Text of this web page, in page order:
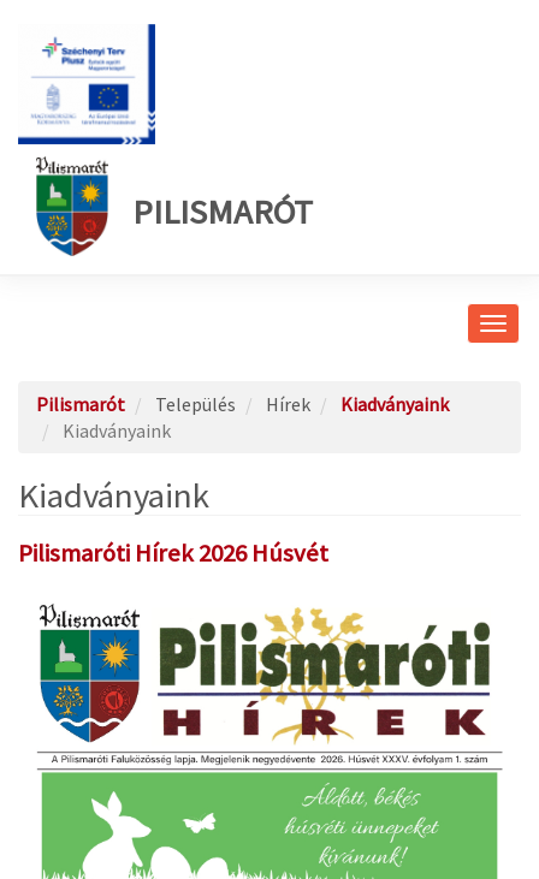
PILISMARÓT
Pilismarót Település Hírek
Kiadványaink
Kiadványaink
Kiadványaink
Pilismaróti Hírek 2026 Húsvét